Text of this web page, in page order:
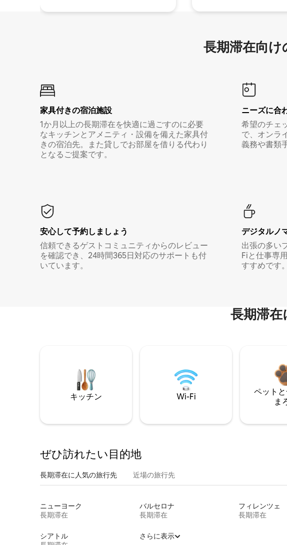
長期滞在向
家具付き⁠の宿⁠泊⁠施⁠設
1か月以上の長期滞在を快適に過ごすのに必要
なキッチンとアメニティ・設備を備えた家具付
きの宿泊先。また貸しでお部屋を借りる代わり
となるご提案です。
ニーズに合
希望のチェ
で、オンラ
義務や書類
安心して予約しましょう
信頼できるゲストコミュニティからのレビュー
を確認でき、24時間365日対応のサポートも付
いています。
デジタルノ
出張の多い
Fiと仕事専
すすめです。
長期滞
キッチン Wi-Fi
ペット
ま
ぜひ訪⁠れ⁠た⁠い目⁠的⁠地
長期滞在に人気の旅行先 近場の旅行先
ニューヨーク
長期滞在
バルセロナ
長期滞在
フィレンツェ
長期滞在
シアトル
さらに表示